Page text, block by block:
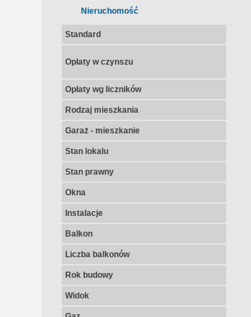
Nieruchomość
Standard
Opłaty w czynszu
Opłaty wg liczników
Rodzaj mieszkania
Garaż - mieszkanie
Stan lokalu
Stan prawny
Okna
Instalacje
Balkon
Liczba balkonów
Rok budowy
Widok